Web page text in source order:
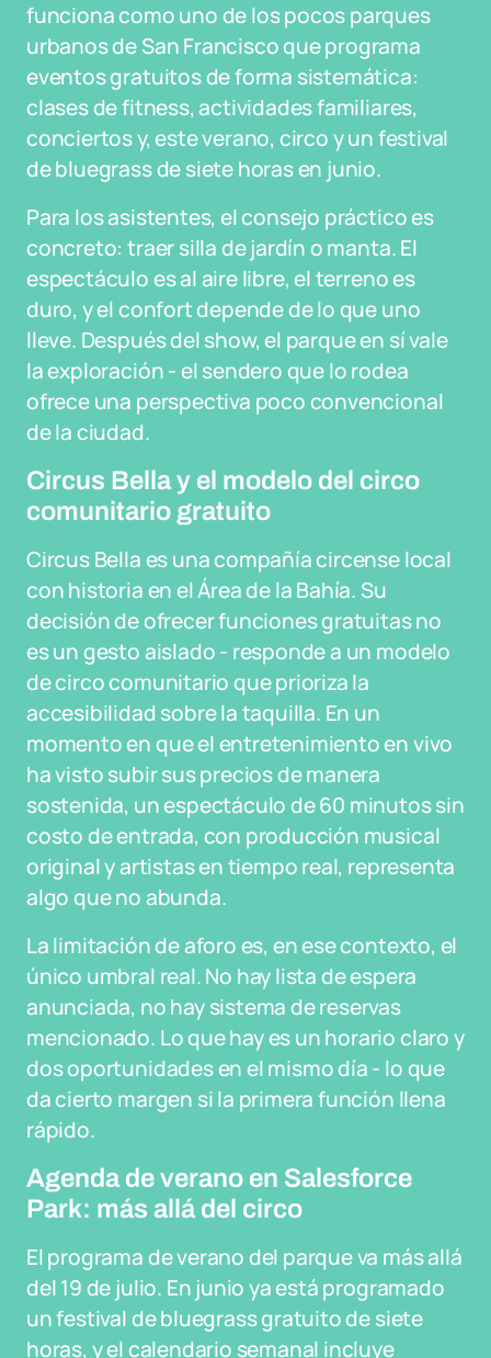
funciona como uno de los pocos parques
urbanos de San Francisco que programa
eventos gratuitos de forma sistemática:
clases de fitness, actividades familiares,
conciertos y, este verano, circo y un festival
de bluegrass de siete horas en junio.
Para los asistentes, el consejo práctico es
concreto: traer silla de jardín o manta. El
espectáculo es al aire libre, el terreno es
duro, y el confort depende de lo que uno
lleve. Después del show, el parque en sí vale
la exploración - el sendero que lo rodea
ofrece una perspectiva poco convencional
de la ciudad.
Circus Bella y el modelo del circo
comunitario gratuito
Circus Bella es una compañía circense local
con historia en el Área de la Bahía. Su
decisión de ofrecer funciones gratuitas no
es un gesto aislado - responde a un modelo
de circo comunitario que prioriza la
accesibilidad sobre la taquilla. En un
momento en que el entretenimiento en vivo
ha visto subir sus precios de manera
sostenida, un espectáculo de 60 minutos sin
costo de entrada, con producción musical
original y artistas en tiempo real, representa
algo que no abunda.
La limitación de aforo es, en ese contexto, el
único umbral real. No hay lista de espera
anunciada, no hay sistema de reservas
mencionado. Lo que hay es un horario claro y
dos oportunidades en el mismo día - lo que
da cierto margen si la primera función llena
rápido.
Agenda de verano en Salesforce
Park: más allá del circo
El programa de verano del parque va más allá
del 19 de julio. En junio ya está programado
un festival de bluegrass gratuito de siete
horas, y el calendario semanal incluye